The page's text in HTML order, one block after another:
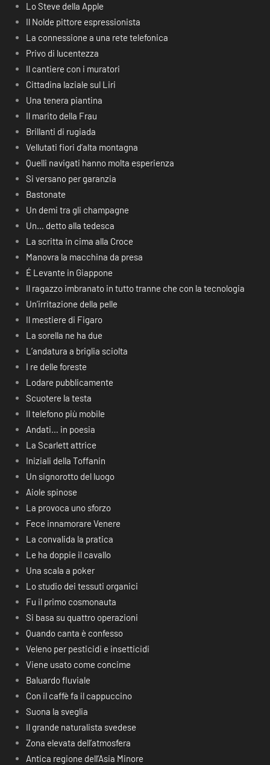
Lo Steve della Apple
Il Nolde pittore espressionista
La connessione a una rete telefonica
Privo di lucentezza
Il cantiere con i muratori
Cittadina laziale sul Liri
Una tenera piantina
Il marito della Frau
Brillanti di rugiada
Vellutati fiori d’alta montagna
Quelli navigati hanno molta esperienza
Si versano per garanzia
Bastonate
Un demi tra gli champagne
Un… detto alla tedesca
La scritta in cima alla Croce
Manovra la macchina da presa
É Levante in Giappone
Il ragazzo imbranato in tutto tranne che con la tecnologia
Un’irritazione della pelle
Il mestiere di Figaro
La sorella ne ha due
L’andatura a briglia sciolta
I re delle foreste
Lodare pubblicamente
Scuotere la testa
Il telefono più mobile
Andati… in poesia
La Scarlett attrice
Iniziali della Toffanin
Un signorotto del luogo
Aiole spinose
La provoca uno sforzo
Fece innamorare Venere
La convalida la pratica
Le ha doppie il cavallo
Una scala a poker
Lo studio dei tessuti organici
Fu il primo cosmonauta
Si basa su quattro operazioni
Quando canta è confesso
Veleno per pesticidi e insetticidi
Viene usato come concime
Baluardo fluviale
Con il caffè fa il cappuccino
Suona la sveglia
Il grande naturalista svedese
Zona elevata dell’atmosfera
Antica regione dell’Asia Minore